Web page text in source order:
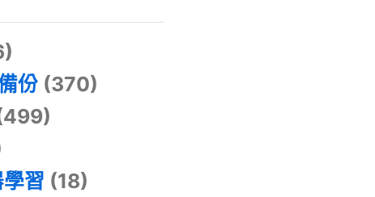
份 (370)
習 (18)